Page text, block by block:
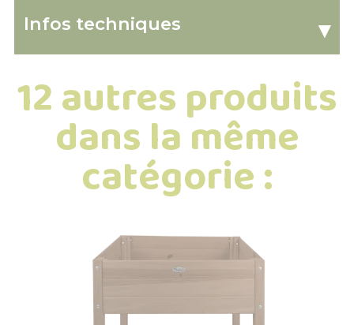
Infos techniques ▾
12 autres produits
dans la même
catégorie :